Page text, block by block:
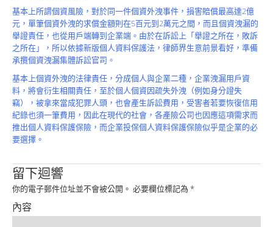
About
服務項目
Service
火災保額
估算系統
商品簡介
Product
基本上所謂個資風險，對於同一件個資外洩事件，損害賠償最高達2億
元，單筆個資外洩的求償金額則在5百元到2萬元之間，而且個資洩漏的
舉證責任，也從用戶端轉到企業端。由於在訴訟上「舉證之所在，敗訴
之所在」，所以依據新版個人資料保護法，律師界生意前景看好，準備
承攬個資洩漏集體訴訟官司。
基本上個資外洩的法律責任，分成個人與企業二種，企業洩漏用戶資
料，將會衍生相關責任，至於個人個資因疏失外洩（例如身分證失
竊），被拿來當成犯罪人頭，也會產生訴訟費用，受害者若要恢復信用
紀錄也須一筆費用，因此在現代的社會，各產險公司也因應這項需求而
推出個人資料保護保險，而企業投保個人資料保護保險似乎是企業的必
要選擇。
留下迴響
你的電子郵件位址並不會被公開。 必要欄位標記為 *
內容